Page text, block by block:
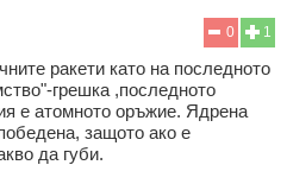
1
0
ракети като на последното
грешка ,последното
е атомното оръжие. Ядрена
защото ако е
да губи.